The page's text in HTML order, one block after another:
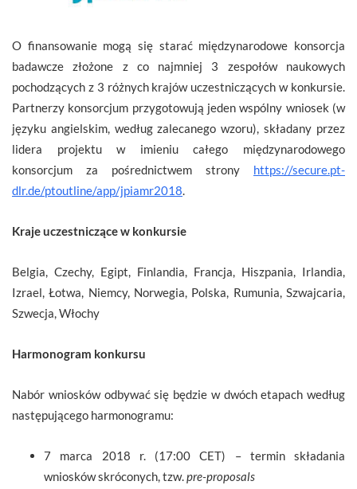
O finansowanie mogą się starać międzynarodowe konsorcja
badawcze złożone z co najmniej 3 zespołów naukowych
pochodzących z 3 różnych krajów uczestniczących w konkursie.
Partnerzy konsorcjum przygotowują jeden wspólny wniosek (w
języku angielskim, według zalecanego wzoru), składany przez
lidera projektu w imieniu całego międzynarodowego
konsorcjum za pośrednictwem strony https://secure.pt-
dlr.de/ptoutline/app/jpiamr2018.
Kraje uczestniczące w konkursie
Belgia, Czechy, Egipt, Finlandia, Francja, Hiszpania, Irlandia,
Izrael, Łotwa, Niemcy, Norwegia, Polska, Rumunia, Szwajcaria,
Szwecja, Włochy
Harmonogram konkursu
Nabór wniosków odbywać się będzie w dwóch etapach według
następującego harmonogramu:
7 marca 2018 r. (17:00 CET) – termin składania
wniosków skróconych, tzw.pre-proposals